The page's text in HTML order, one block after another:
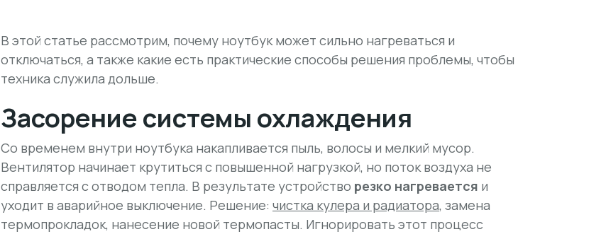
В этой статье рассмотрим, почему ноутбук может сильно нагреваться и
отключаться, а также какие есть практические способы решения проблемы, чтобы
техника служила дольше.
Засорение системы охлаждения
Со временем внутри ноутбука накапливается пыль, волосы и мелкий мусор.
Вентилятор начинает крутиться с повышенной нагрузкой, но поток воздуха не
справляется с отводом тепла. В результате устройство резко нагревается и
уходит в аварийное выключение. Решение: чистка кулера и радиатора, замена
термопрокладок, нанесение новой термопасты. Игнорировать этот процесс